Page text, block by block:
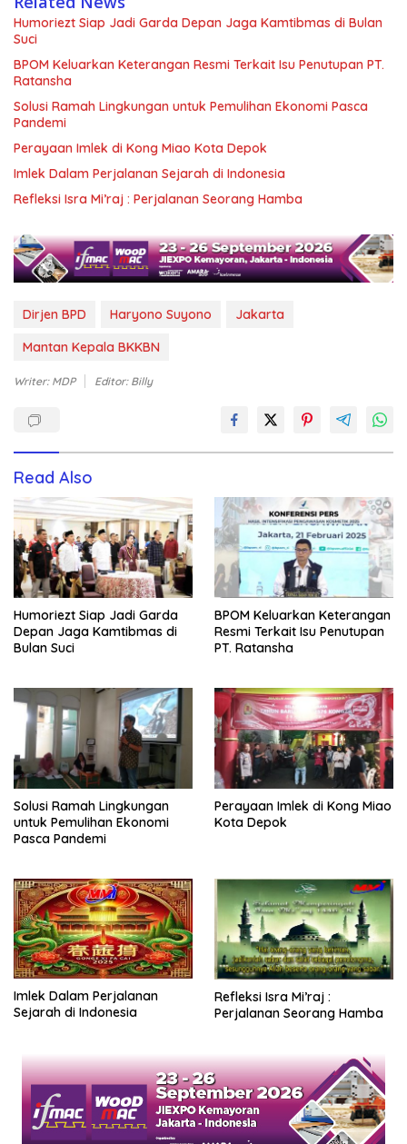
Humoriezt Siap Jadi Garda Depan Jaga Kamtibmas di Bulan
Suci
BPOM Keluarkan Keterangan Resmi Terkait Isu Penutupan PT.
Ratansha
Solusi Ramah Lingkungan untuk Pemulihan Ekonomi Pasca
Pandemi
Perayaan Imlek di Kong Miao Kota Depok
Imlek Dalam Perjalanan Sejarah di Indonesia
Refleksi Isra Mi’raj : Perjalanan Seorang Hamba
Dirjen BPD Haryono Suyono
Jakarta
Mantan Kepala BKKBN
Writer: MDP Editor: Billy
Read Also
Humoriezt Siap Jadi Garda
Depan Jaga Kamtibmas di
Bulan Suci
BPOM Keluarkan Keterangan
Resmi Terkait Isu Penutupan
PT. Ratansha
Solusi Ramah Lingkungan
untuk Pemulihan Ekonomi
Pasca Pandemi
Perayaan Imlek di Kong Miao
Kota Depok
Imlek Dalam Perjalanan
Sejarah di Indonesia
Refleksi Isra Mi’raj :
Perjalanan Seorang Hamba